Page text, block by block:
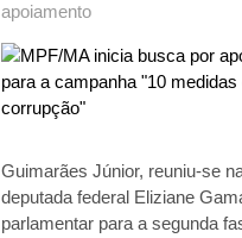
apoiamento
Guimarães Júnior, reuniu-se
deputada federal Eliziane
parlamentar para a segunda